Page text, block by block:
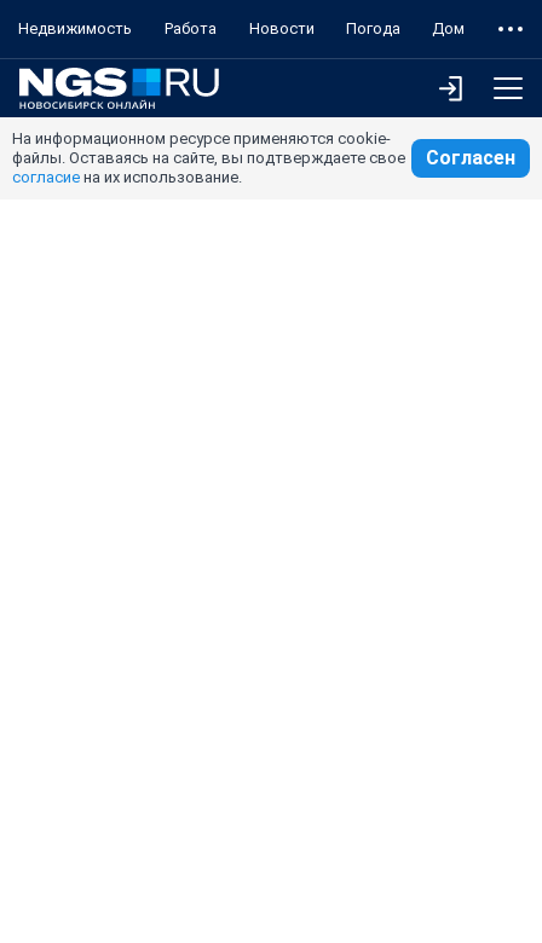
Недвижимость Работа Новости Погода Дом
На информационном ресурсе применяются cookie-
файлы. Оставаясь на сайте, вы подтверждаете свое
согласие на их использование.
Согласен